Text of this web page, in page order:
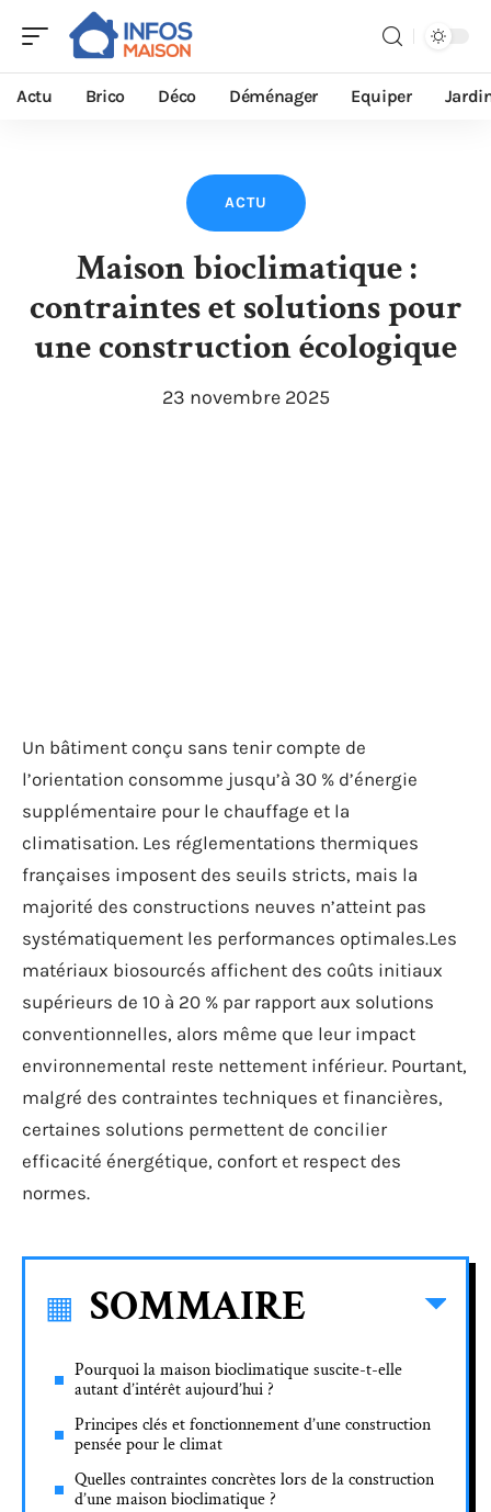
Actu Brico Déco Déménager Equiper
ACTU
Maison bioclimatique :
contraintes et solutions pour
une construction écologique
23 novembre 2025
Un bâtiment conçu sans tenir compte de
l’orientation consomme jusqu’à 30 % d’énergie
supplémentaire pour le chauffage et la
climatisation. Les réglementations thermiques
françaises imposent des seuils stricts, mais la
majorité des constructions neuves n’atteint pas
systématiquement les performances optimales.Les
matériaux biosourcés affichent des coûts initiaux
supérieurs de 10 à 20 % par rapport aux solutions
conventionnelles, alors même que leur impact
environnemental reste nettement inférieur. Pourtant,
malgré des contraintes techniques et financières,
certaines solutions permettent de concilier
efficacité énergétique, confort et respect des
normes.
SOMMAIRE
Pourquoi la maison bioclimatique suscite-t-elle
autant d’intérêt aujourd’hui ?
Principes clés et fonctionnement d’une construction
pensée pour le climat
Quelles contraintes concrètes lors de la construction
d’une maison bioclimatique ?